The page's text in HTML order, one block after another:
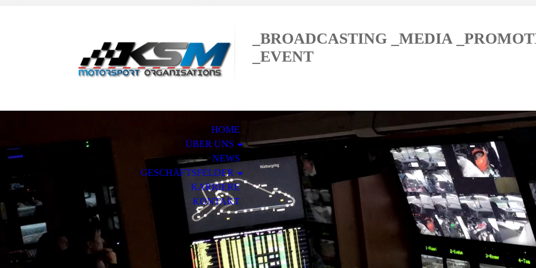
_BROADCASTING _MEDIA
_EVENT
HOME
ÜBER UNS
NEWS
GESCHÄFTSFELDER
KARRIERE
KONTAKT